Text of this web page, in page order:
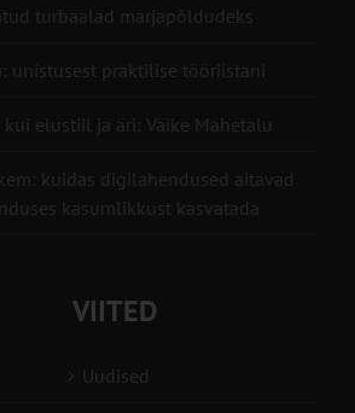
turbaalad marjapõldudeks
unistusest praktilise tööriistani
kui elustiil ja äri: Väike Mahetalu
kuidas digilahendused aitavad
kasumlikkust kasvatada
VIITED
Uudised